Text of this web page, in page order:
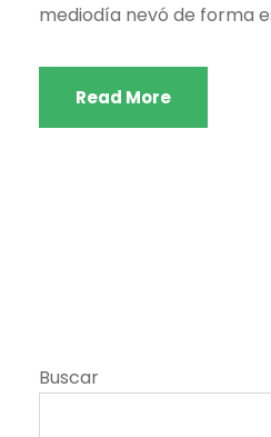
mediodía nevó de forma
Read More
Buscar